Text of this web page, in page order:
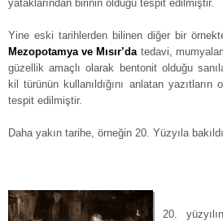
yataklarından birinin olduğu tespit edilmiştir.
Yine eski tarihlerden bilinen diğer bir
Mezopotamya ve Mısır’datedavi,
güzellik amaçlı olarak bentonit olduğu
kil türünün kullanıldığını anlatan yazıtların
tespit edilmiştir.
Daha yakın tarihe, örneğin 20. Yüzyıla
20.